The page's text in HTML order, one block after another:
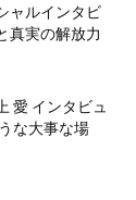
ャルインタビ
真実の解放力
愛 インタビュ
な大事な場